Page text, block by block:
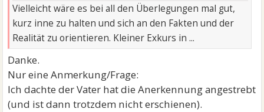
Vielleicht wäre es bei all den Überlegungen mal gut,
kurz inne zu halten und sich an den Fakten und der
Realität zu orientieren. Kleiner Exkurs in ...
Danke.
Nur eine Anmerkung/Frage:
Ich dachte der Vater hat die Anerkennung angestrebt
(und ist dann trotzdem nicht erschienen).